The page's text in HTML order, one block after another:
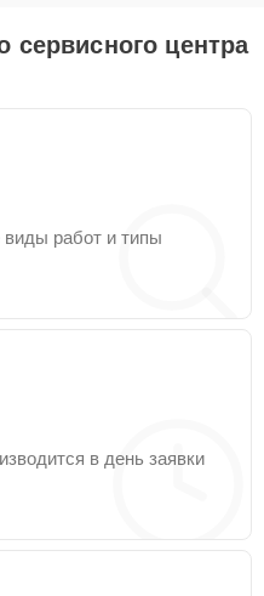
сервисного центра
работ и типы
в день заявки